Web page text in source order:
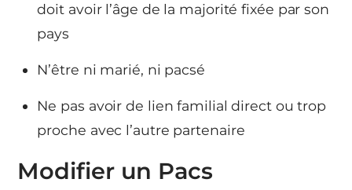
doit avoir l’âge de la majorité fixée par son
pays
N’être ni marié, ni pacsé
Ne pas avoir de lien familial direct ou trop
proche avec l’autre partenaire
Modifier un Pacs